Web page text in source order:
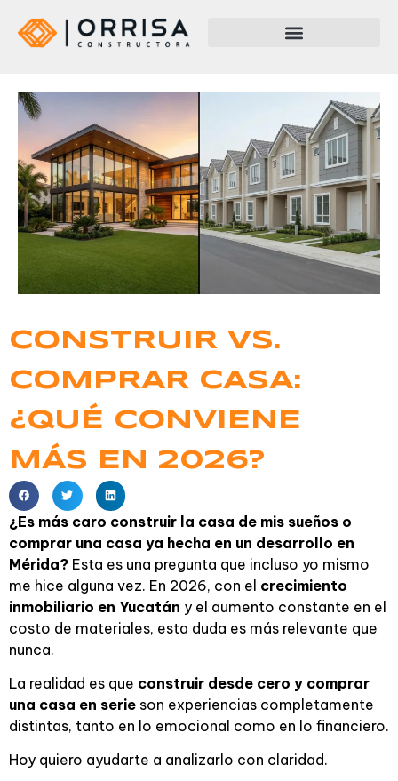
CONSTRUIR VS.
COMPRAR CASA:
¿QUÉ CONVIENE
MÁS EN 2026?
¿Es más caro construir la casa de mis sueños o
comprar una casa ya hecha en un desarrollo en
Mérida? Esta es una pregunta que incluso yo mismo
me hice alguna vez. En 2026, con el crecimiento
inmobiliario en Yucatán y el aumento constante en el
costo de materiales, esta duda es más relevante que
nunca.
La realidad es que construir desde cero y comprar
una casa en serie son experiencias completamente
distintas, tanto en lo emocional como en lo financiero.
Hoy quiero ayudarte a analizarlo con claridad.